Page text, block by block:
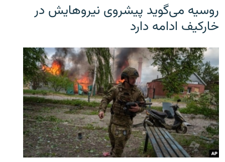
روسیه می‌گوید پیشروی نیروهایش در
خارکیف ادامه دارد